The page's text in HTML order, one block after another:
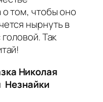
о том, чтобы оно
нырнуть в
Так
Николая
Незнайки